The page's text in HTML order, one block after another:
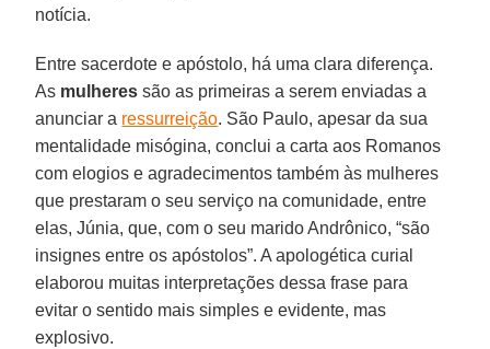
notícia.
Entre sacerdote e apóstolo, há uma clara diferença.
As mulheres são as primeiras a serem enviadas a
anunciar a ressurreição. São Paulo, apesar da sua
mentalidade misógina, conclui a carta aos Romanos
com elogios e agradecimentos também às mulheres
que prestaram o seu serviço na comunidade, entre
elas, Júnia, que, com o seu marido Andrônico, “são
insignes entre os apóstolos”. A apologética curial
elaborou muitas interpretações dessa frase para
evitar o sentido mais simples e evidente, mas
explosivo.